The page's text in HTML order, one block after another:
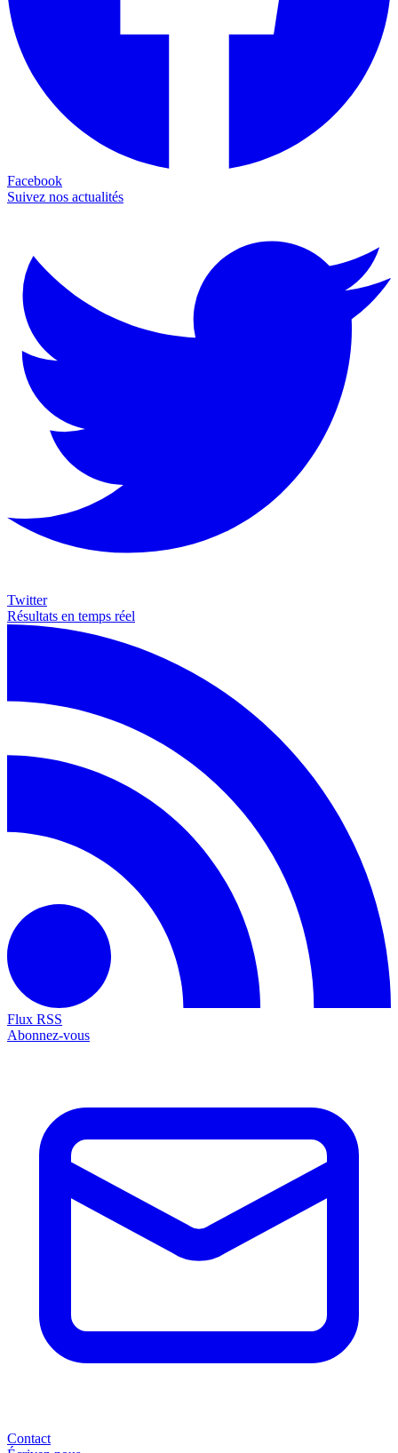
Facebook
Suivez nos actualités
Twitter
Résultats en temps réel
Flux RSS
Abonnez-vous
Contact